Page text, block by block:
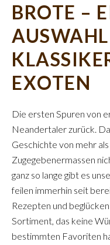
BROTE –
EXOTEN
Die ersten Spuren von
Neandertaler zurück.
Geschichte von mehr
Zugegebenermassen
ganz so lange gibt es
feilen immerhin seit
Rezepten und
Sortiment, das keine
bestimmten Favoriten